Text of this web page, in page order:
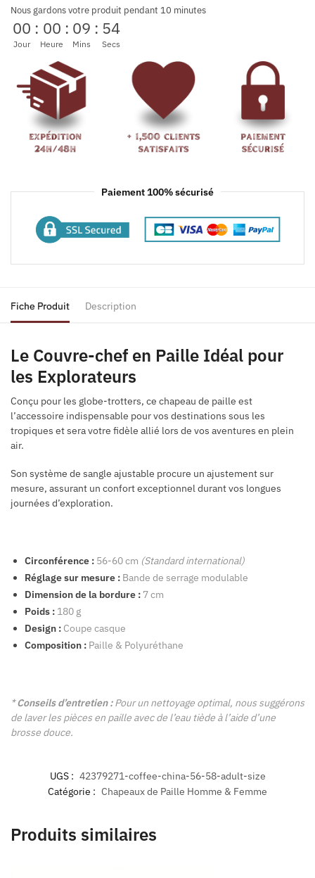
Nous gardons votre produit pendant 10 minutes
00
Jour
: 00
Heure
: 09
Mins
: 54
Secs
Paiement 100% sécurisé
Fiche Produit Description
Le Couvre-chef en Paille Idéal pour
les Explorateurs
Conçu pour les globe-trotters, ce chapeau de paille est
l’accessoire indispensable pour vos destinations sous les
tropiques et sera votre fidèle allié lors de vos aventures en plein
air.
Son système de sangle ajustable procure un ajustement sur
mesure, assurant un confort exceptionnel durant vos longues
journées d’exploration.
Circonférence : 56-60 cm (Standard international)
Réglage sur mesure : Bande de serrage modulable
Dimension de la bordure : 7 cm
Poids : 180 g
Design : Coupe casque
Composition : Paille & Polyuréthane
*Conseils d’entretien :Pour un nettoyage optimal, nous suggérons
de laver les pièces en paille avec de l’eau tiède à l’aide d’une
brosse douce.
UGS : 42379271-coffee-china-56-58-adult-size
Catégorie : Chapeaux de Paille Homme & Femme
Produits similaires